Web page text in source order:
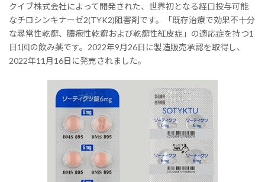
クイブ株式会社によって開発された、世界初となる経口投与可能
なチロシンキナーゼ2(TYK2)阻害剤です。「既存治療で効果不十分
な尋常性乾癬、膿疱性乾癬および乾癬性紅皮症」の適応症を持つ1
日1回の飲み薬です。2022年9月26日に製造販売承認を取得し、
2022年11月16日に発売されました。